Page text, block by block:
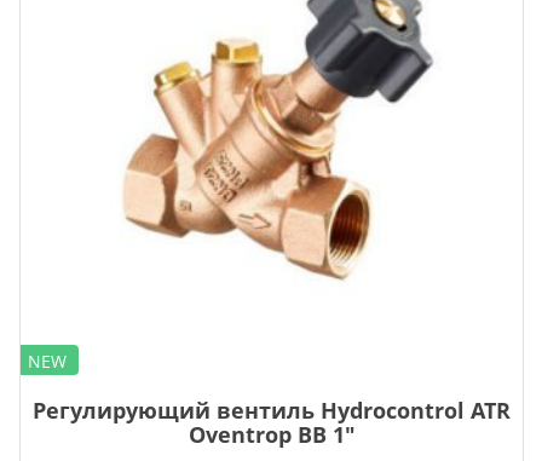
NEW
Регулирующий вентиль Hydrocontrol ATR
Oventrop ВВ 1″